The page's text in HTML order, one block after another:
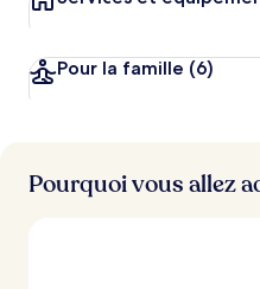
Pour la famille (6)
Pourquoi vous allez